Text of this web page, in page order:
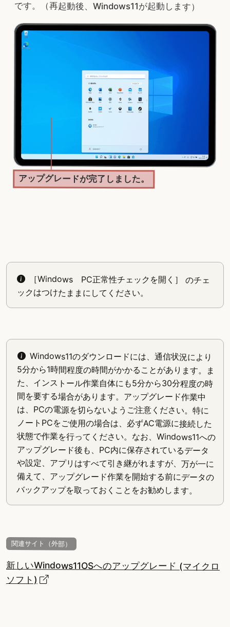
です。（再起動後、Windows11が起動します）
アップグレードが完了しました。
［Windows PC正常性チェックを開く］ のチェ
ックはつけたままにしてください。
Windows11のダウンロードには、通信状況により
5分から1時間程度の時間がかかることがあります。ま
た、インストール作業自体にも5分から30分程度の時
間を要する場合があります。アップグレード作業中
は、PCの電源を切らないようご注意ください。特に
ノートPCをご使用の場合は、必ずAC電源に接続した
状態で作業を行ってください。なお、Windows11への
アップグレード後も、PC内に保存されているデータ
や設定、アプリはすべて引き継がれますが、万が一に
備えて、アップグレード作業を開始する前にデータの
バックアップを取っておくことをお勧めします。
関連サイト（外部）
新しいWindows11OSへのアップグレード (マイクロ
ソフト)